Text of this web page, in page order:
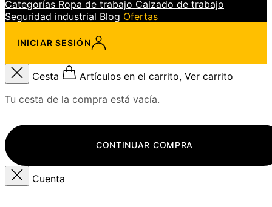
Categorías Ropa de trabajo Calzado de trabajo
Seguridad industrial Blog Ofertas
INICIAR SESIÓN
Cesta
Artículos en el carrito, Ver carrito
Tu cesta de la compra está vacía.
CONTINUAR COMPRA
Cuenta